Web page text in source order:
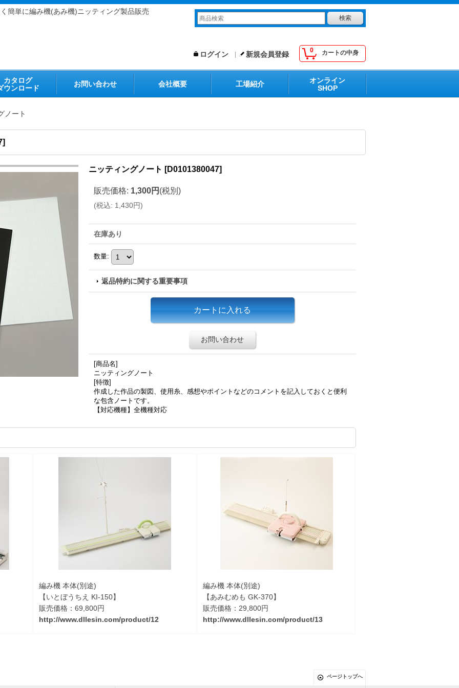
簡単に編み機(あみ機)ニッティング製品販売
0 カートの中身
ログイン 新規会員登録
カタログ
ウンロード
お問い合わせ 会社概要 工場紹介
オンライン
SHOP
ノート
]
ニッティングノート [D0101380047]
販売価格: 1,300円 (税別)
(税込: 1,430円)
在庫あり
数量:
返品特約に関する重要事項
お問い合わせ
[商品名]
ニッティングノート
[特徴]
作成した作品の製図、使用糸、感想やポイントなどのコメントを記入しておくと便利
な包含ノートです。
【対応機種】全機種対応
編み機 本体(別途)
【いとぼうちえ KI-150】
販売価格：69,800円
http://www.dllesin.com/product/12
編み機 本体(別途)
【あみむめも GK-370】
販売価格：29,800円
http://www.dllesin.com/product/13
ページトップへ